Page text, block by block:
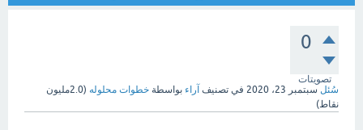
0
تصويتات
سُئل سبتمبر 23، 2020 في تصنيف آراء بواسطة خطوات محلوله (2.0مليون
نقاط)